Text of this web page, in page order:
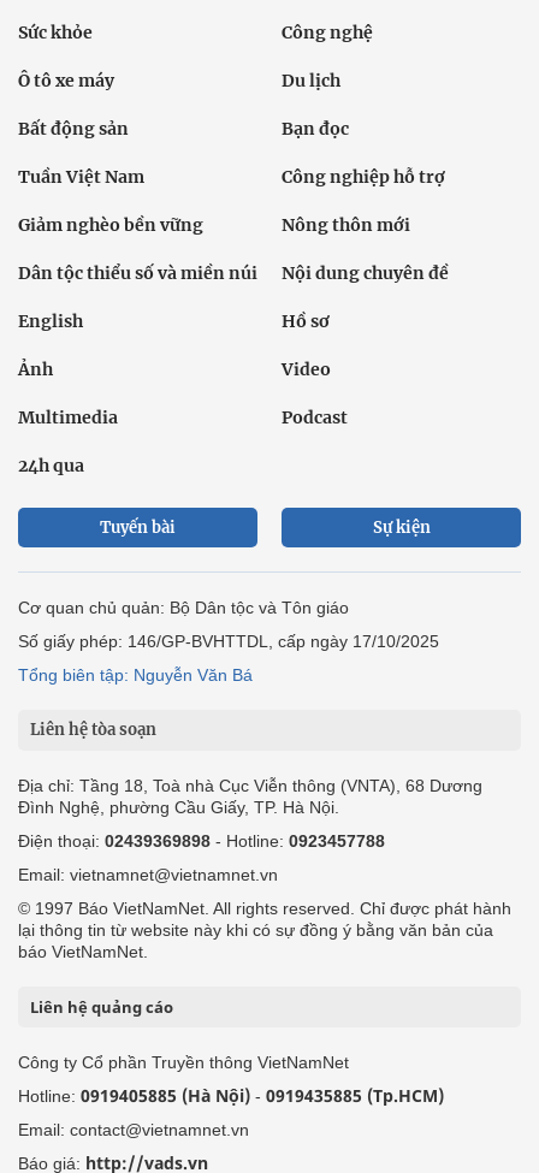
Sức khỏe Công nghệ
Ô tô xe máy Du lịch
Bất động sản Bạn đọc
Tuần Việt Nam Công nghiệp hỗ trợ
Giảm nghèo bền vững Nông thôn mới
Dân tộc thiểu số và miền núi Nội dung chuyên đề
English Hồ sơ
Ảnh Video
Multimedia Podcast
24h qua
Tuyến bài Sự kiện
Cơ quan chủ quản: Bộ Dân tộc và Tôn giáo
Số giấy phép: 146/GP-BVHTTDL, cấp ngày 17/10/2025
Tổng biên tập: Nguyễn Văn Bá
Liên hệ tòa soạn
Địa chỉ: Tầng 18, Toà nhà Cục Viễn thông (VNTA), 68 Dương
Đình Nghệ, phường Cầu Giấy, TP. Hà Nội.
Điện thoại: 02439369898 - Hotline: 0923457788
Email: vietnamnet@vietnamnet.vn
© 1997 Báo VietNamNet. All rights reserved. Chỉ được phát hành
lại thông tin từ website này khi có sự đồng ý bằng văn bản của
báo VietNamNet.
Liên hệ quảng cáo
Công ty Cổ phần Truyền thông VietNamNet
Hotline: 0919405885 (Hà Nội) - 0919435885 (Tp.HCM)
Email: contact@vietnamnet.vn
Báo giá: http://vads.vn